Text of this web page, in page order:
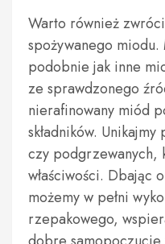
Warto również
spożywanego
podobnie jak inne
ze sprawdzonego
nierafinowany miód
składników.
czy podgrzewanych,
właściwości. Dbając
możemy w pełni
rzepakowego,